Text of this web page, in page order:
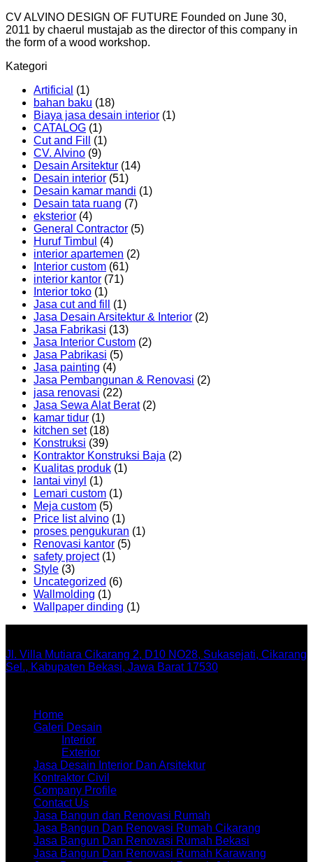
CV ALVINO DESIGN OF FUTURE Founded on June 30,
2011 by chaerul mustajab as the director of this company in
the form of a wood workshop.
Kategori
Artificial (1)
bahan baku (18)
Biaya jasa desain interior (1)
CATALOG (1)
Cut and Fill
(1)
CV. Alvino (9)
Desain Arsitektur (14)
Desain interior (51)
Desain kamar mandi (1)
Desain tata ruang (7)
eksterior (4)
General Contractor (5)
Huruf Timbul (4)
interior apartemen (2)
Interior custom (61)
interior kantor (71)
Interior toko (1)
Jasa cut and fill
(1)
Jasa Desain Arsitektur & Interior (2)
Jasa Fabrikasi (13)
Jasa Interior Custom (2)
Jasa Pabrikasi (5)
Jasa painting (4)
Jasa Pembangunan & Renovasi (2)
jasa renovasi (22)
Jasa Sewa Alat Berat(2)
kamar tidur (1)
kitchen set(18)
Konstruksi (39)
Kontraktor Konstruksi Baja (2)
Kualitas produk (1)
lantai vinyl (1)
Lemari custom (1)
Meja custom (5)
Price list alvino (1)
proses pengukuran (1)
Renovasi kantor (5)
safety project(1)
Style (3)
Uncategorized (6)
Wallmolding (1)
Wallpaper dinding (1)
Jl. Villa Mutiara Cikarang 2, D10 NO28, Sukasejati, Cikarang
Sel., Kabupaten Bekasi, Jawa Barat 17530
Home
Galeri Desain
Interior
Exterior
Jasa Desain Interior Dan Arsitektur
Kontraktor Civil
Company Profile
Contact Us
Jasa Bangun dan Renovasi Rumah
Jasa Bangun Dan Renovasi Rumah Cikarang
Jasa Bangun Dan Renovasi Rumah Bekasi
Jasa Bangun Dan Renovasi Rumah Karawang